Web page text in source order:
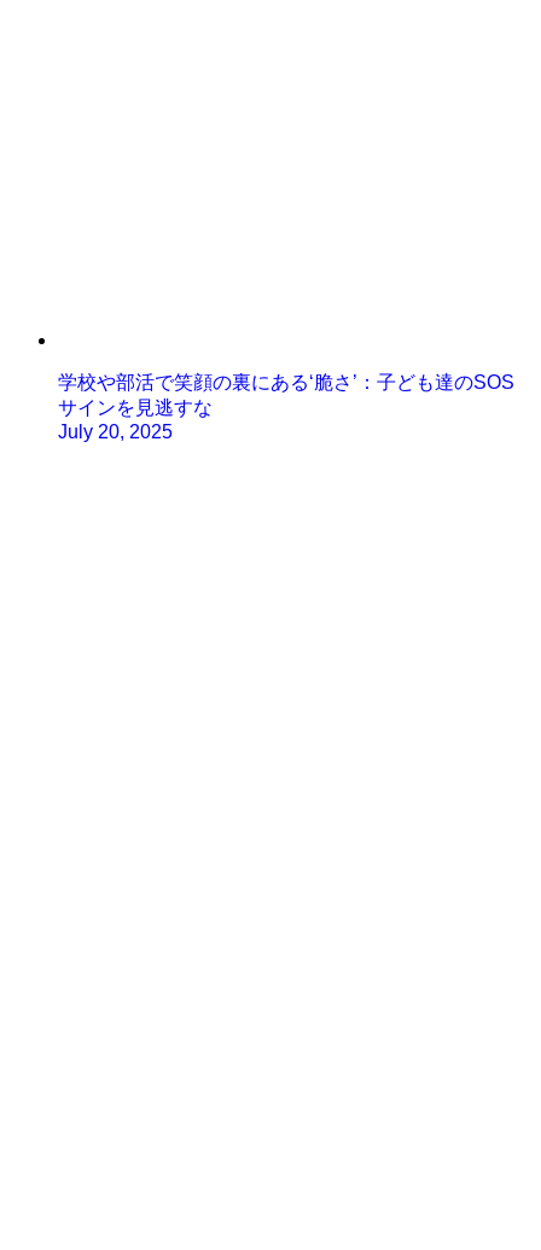
学校や部活で笑顔の裏にある‘脆さ’：子ども達のSOS
サインを見逃すな
July 20, 2025